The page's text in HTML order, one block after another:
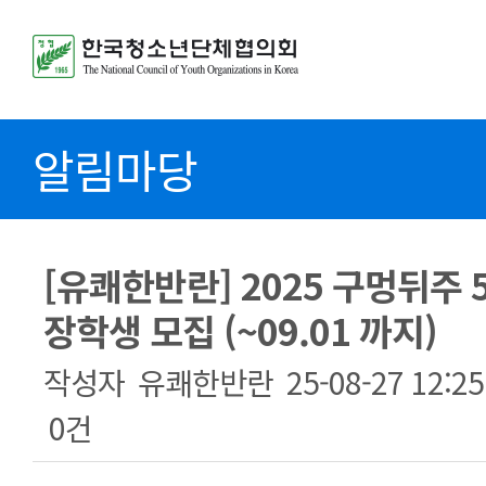
알림마당
[유쾌한반란] 2025 구멍뒤주
장학생 모집 (~09.01 까지)
작성자 유쾌한반란 25-08-27 12:25
0건